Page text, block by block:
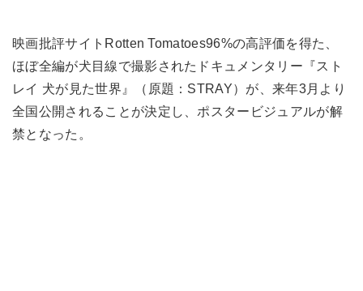
映画批評サイトRotten Tomatoes96%の高評価を得た、
ほぼ全編が犬目線で撮影されたドキュメンタリー『スト
レイ 犬が見た世界』（原題：STRAY）が、来年3月より
全国公開されることが決定し、ポスタービジュアルが解
禁となった。